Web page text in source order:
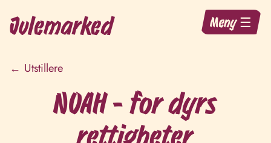
Julemarked Meny ☰
← Utstillere
NOAH - for dyrs
rettigheter